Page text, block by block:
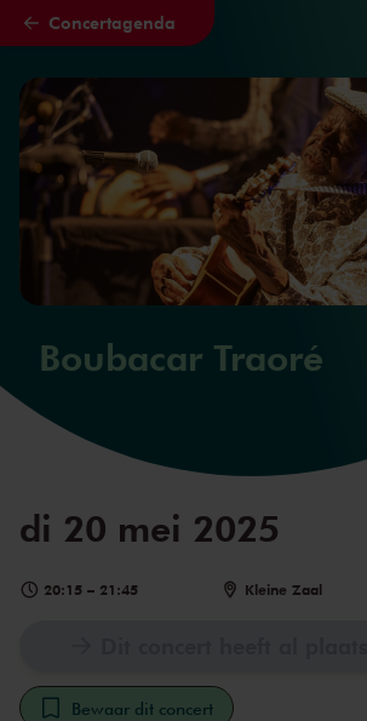
Naar hoofdcontent
Concertagenda
Boubacar Traoré
di 20 mei 2025
20:15 – 21:45 Kleine Zaal
Bewaar dit concert